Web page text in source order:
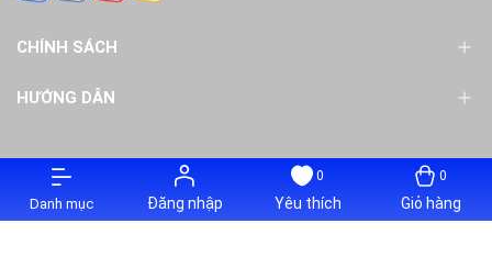
Danh mục Đăng nhập
0
Yêu thích
0
Giỏ hàng
CHÍNH SÁCH
HƯỚNG DẪN
@ Bản quyền thuộc về Công ty TNHH Thiết bị An ninh và Ứng dụng
Công nghệ